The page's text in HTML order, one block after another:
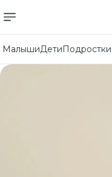
МалышиДетиПодростки